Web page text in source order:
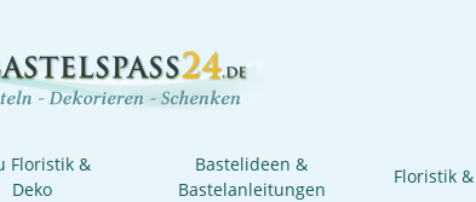
Floristik &
Deko
Bastelideen &
Bastelanleitungen
Floristik